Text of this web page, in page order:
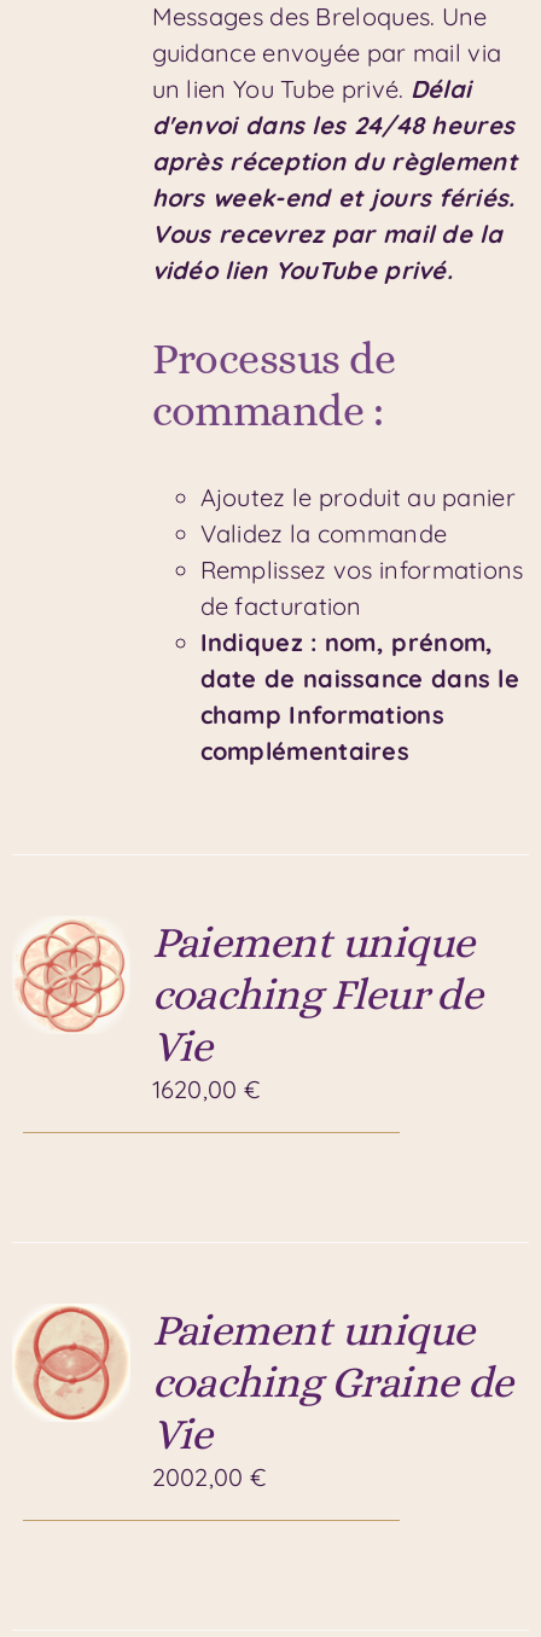
Messages des Breloques. Une
guidance envoyée par mail via
un lien You Tube privé. Délai
d'envoi dans les 24/48 heures
après réception du règlement
hors week-end et jours fériés.
Vous recevrez par mail de la
vidéo lien YouTube privé.
Processus de
commande :
Ajoutez le produit au panier
Validez la commande
Remplissez vos informations
de facturation
Indiquez : nom, prénom,
date de naissance dans le
champ Informations
complémentaires
Paiement unique
coaching Fleur de
Vie
1620,00 €
Paiement unique
coaching Graine de
Vie
2002,00 €